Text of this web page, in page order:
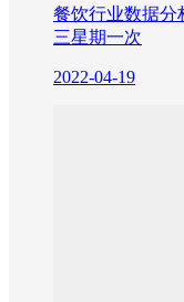
餐饮行业数据分
三星期一次
2022-04-19